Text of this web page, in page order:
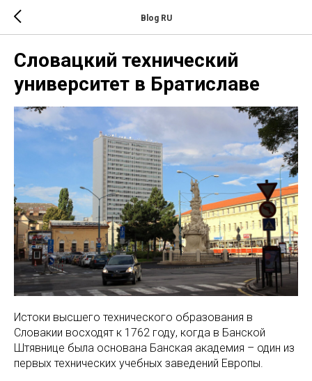
Blog RU
Словацкий технический
университет в Братиславе
Истоки высшего технического образования в
Словакии восходят к 1762 году, когда в Банской
Штявнице была основана Банская академия – один из
первых технических учебных заведений Европы.